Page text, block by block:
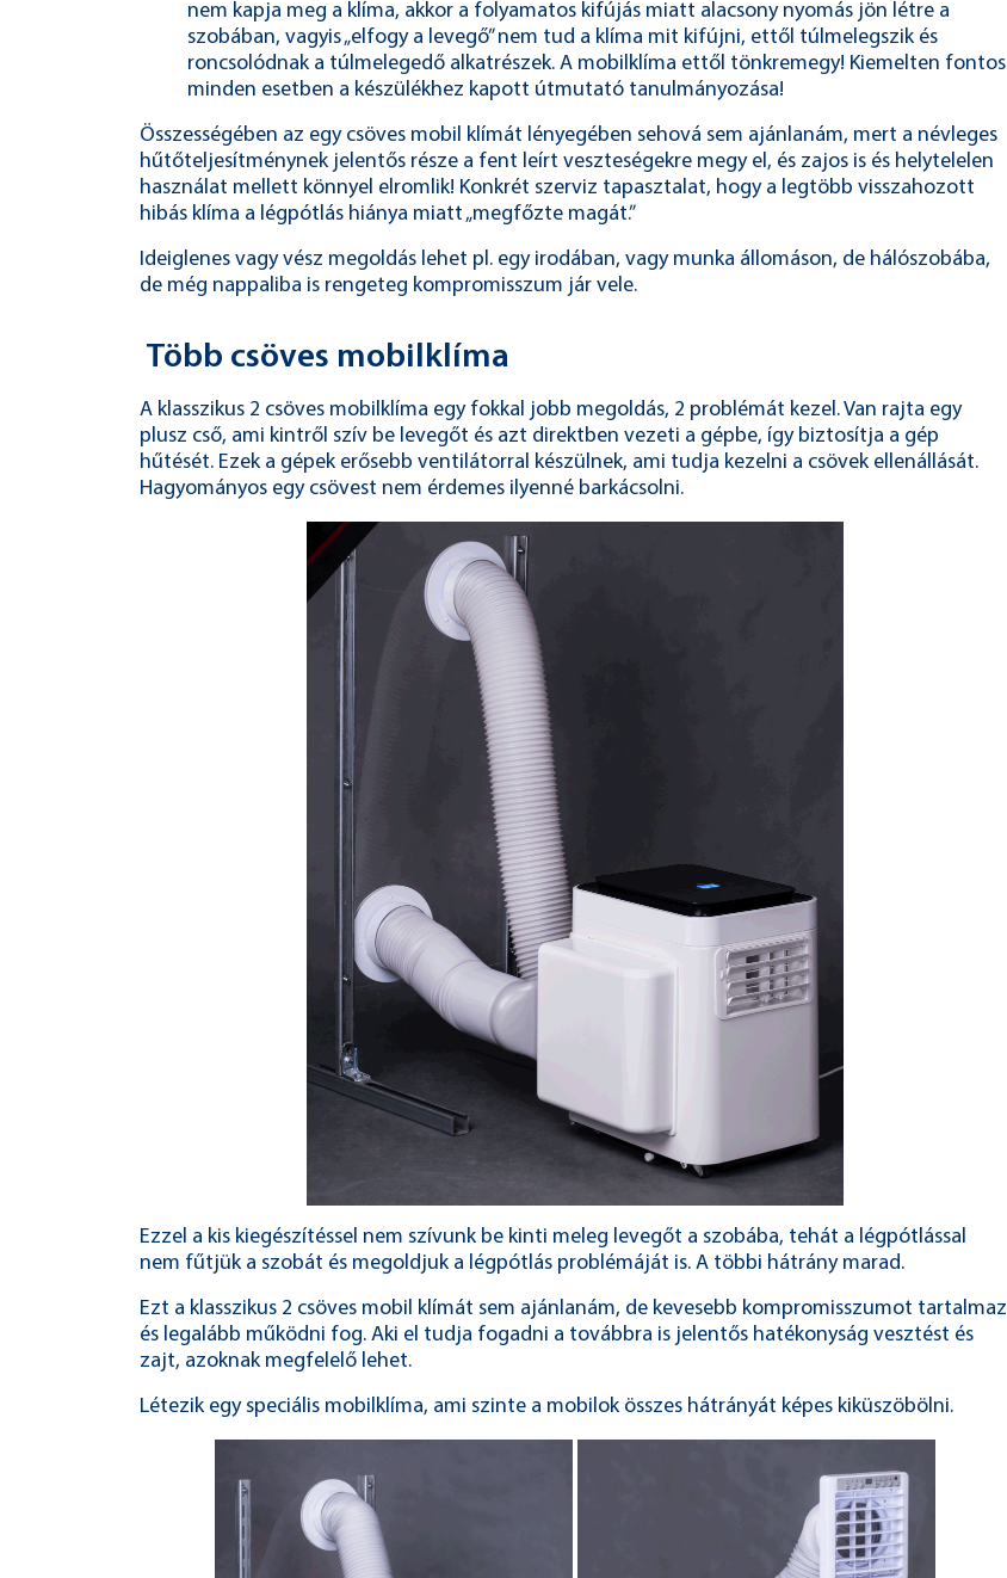
nem kapja meg a klíma, akkor a folyamatos kifújás miatt alacsony nyomás jön létre a
szobában, vagyis „elfogy a levegő” nem tud a klíma mit kifújni, ettől túlmelegszik és
roncsolódnak a túlmelegedő alkatrészek. A mobilklíma ettől tönkremegy! Kiemelten fontos
minden esetben a készülékhez kapott útmutató tanulmányozása!
Összességében az egy csöves mobil klímát lényegében sehová sem ajánlanám, mert a névleges
hűtőteljesítménynek jelentős része a fent leírt veszteségekre megy el, és zajos is és helytelelen
használat mellett könnyel elromlik! Konkrét szerviz tapasztalat, hogy a legtöbb visszahozott
hibás klíma a légpótlás hiánya miatt „megfőzte magát.”
Ideiglenes vagy vész megoldás lehet pl. egy irodában, vagy munka állomáson, de hálószobába,
de még nappaliba is rengeteg kompromisszum jár vele.
Több csöves mobilklíma
A klasszikus 2 csöves mobilklíma egy fokkal jobb megoldás, 2 problémát kezel. Van rajta egy
plusz cső, ami kintről szív be levegőt és azt direktben vezeti a gépbe, így biztosítja a gép
hűtését. Ezek a gépek erősebb ventilátorral készülnek, ami tudja kezelni a csövek ellenállását.
Hagyományos egy csövest nem érdemes ilyenné barkácsolni.
Ezzel a kis kiegészítéssel nem szívunk be kinti meleg levegőt a szobába, tehát a légpótlással
nem fűtjük a szobát és megoldjuk a légpótlás problémáját is. A többi hátrány marad.
Ezt a klasszikus 2 csöves mobil klímát sem ajánlanám, de kevesebb kompromisszumot tartalmaz
és legalább működni fog. Aki el tudja fogadni a továbbra is jelentős hatékonyság vesztést és
zajt, azoknak megfelelő lehet.
Létezik egy speciális mobilklíma, ami szinte a mobilok összes hátrányát képes kiküszöbölni.